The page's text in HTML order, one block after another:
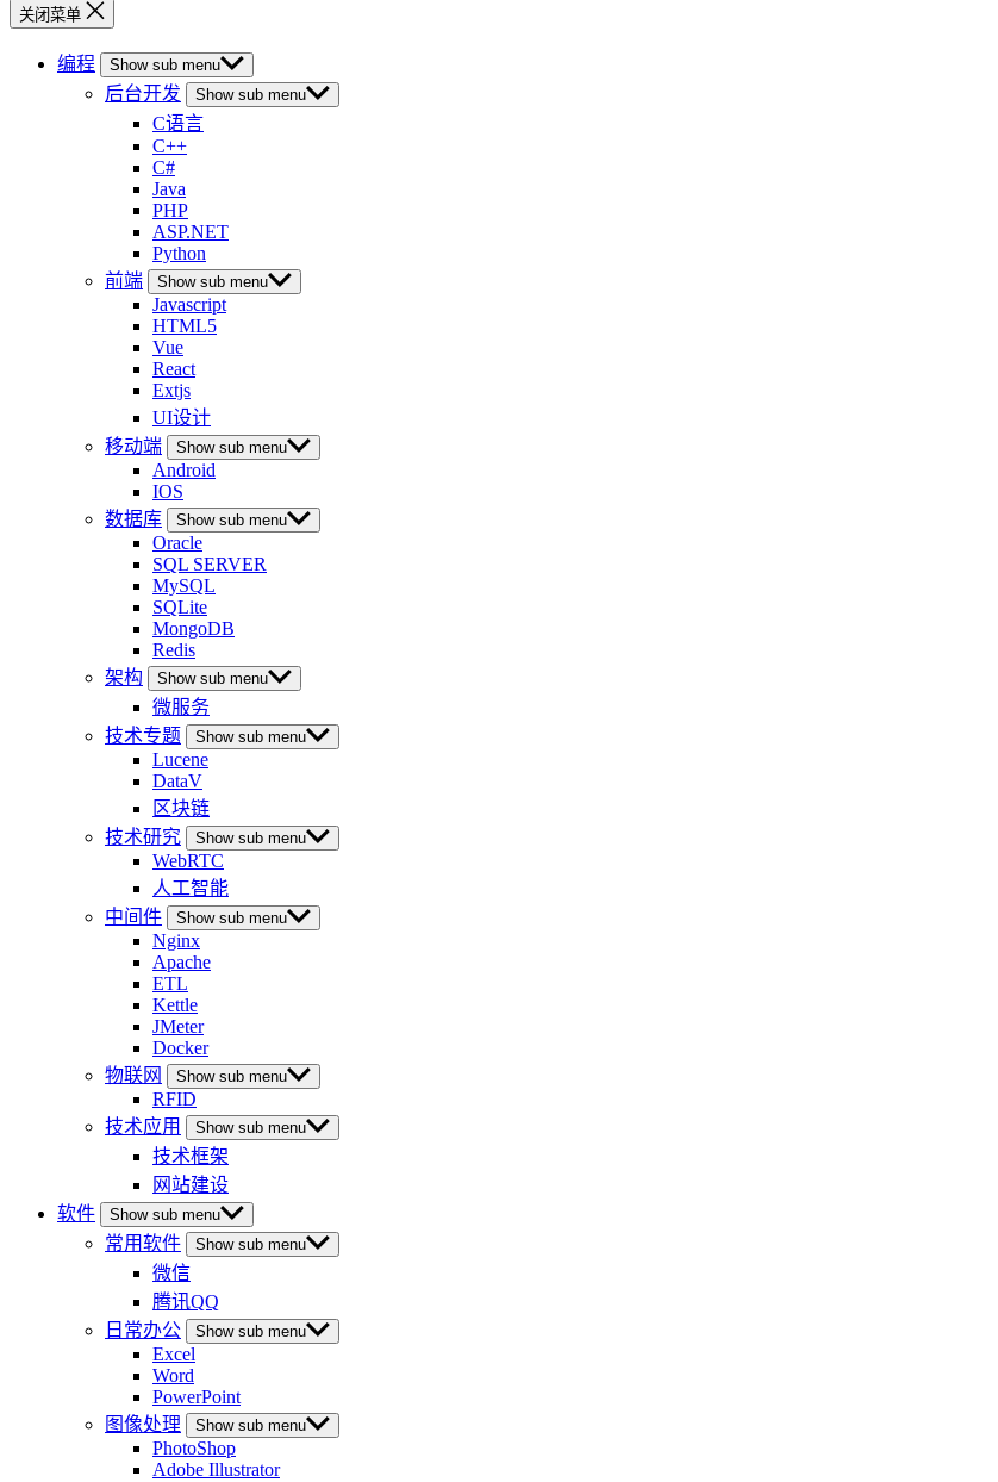
关闭菜单
编程 Show sub menu
后台开发 Show sub menu
C语言
C++
C#
Java
PHP
ASP.NET
Python
前端
Show sub menu
Javascript
HTML5
Vue
React
Extjs
UI设计
移动端
Show sub menu
Android
IOS
数据库
Show sub menu
Oracle
SQL SERVER
MySQL
SQLite
MongoDB
Redis
架构
Show sub menu
微服务
技术专题
Show sub menu
Lucene
DataV
区块链
技术研究
Show sub menu
WebRTC
人工智能
中间件
Show sub menu
Nginx
Apache
ETL
Kettle
JMeter
Docker
物联网
Show sub menu
RFID
技术应用
Show sub menu
技术框架
网站建设
软件
Show sub menu
常用软件 Show sub menu
微信
腾讯QQ
日常办公
Show sub menu
Excel
Word
PowerPoint
图像处理
Show sub menu
PhotoShop
Adobe Illustrator